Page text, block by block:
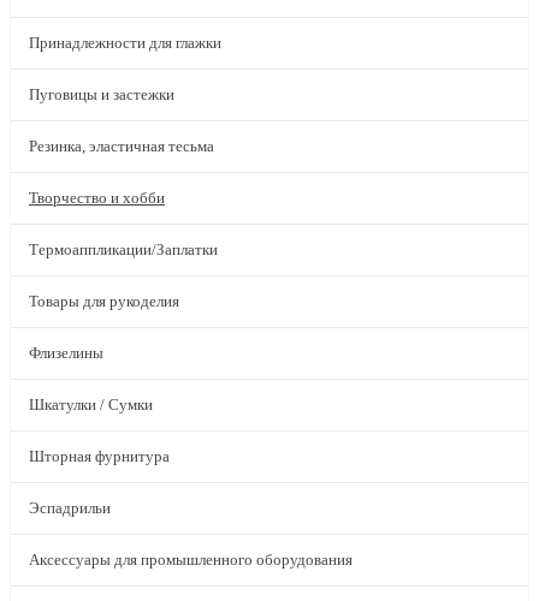
Принадлежности для глажки
Пуговицы и застежки
Резинка, эластичная тесьма
Творчество и хобби
Термоаппликации/Заплатки
Товары для рукоделия
Флизелины
Шкатулки / Сумки
Шторная фурнитура
Эспадрильи
Аксессуары для промышленного оборудования